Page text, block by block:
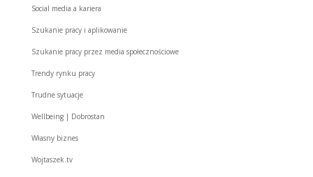
Social media a kariera
Szukanie pracy i aplikowanie
Szukanie pracy przez media społecznościowe
Trendy rynku pracy
Trudne sytuacje
Wellbeing | Dobrostan
Własny biznes
Wojtaszek.tv